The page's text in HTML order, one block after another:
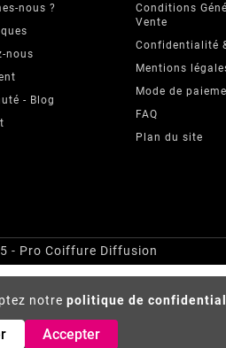
notrepolitique de
Accepter
nous ?
nous
- Blog
Conditions
Vente
Confidentialité
Mentions
Mode de
FAQ
Plan du site
- Pro Coiffure Diffusion